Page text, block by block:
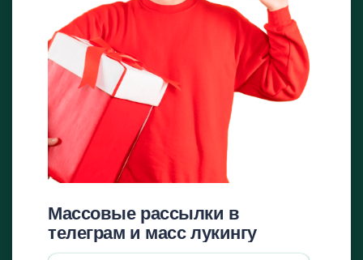
Массовые рассылки в
телеграм и масс лукингу